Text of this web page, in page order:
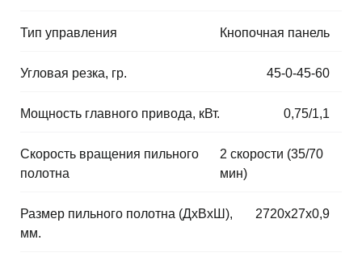
Тип управления Кнопочная панель
Угловая резка, гр. 45-0-45-60
Мощность главного привода, кВт. 0,75/1,1
Скорость вращения пильного
полотна
2 скорости (35/70
мин)
Размер пильного полотна (ДхВхШ),
мм.
2720х27х0,9